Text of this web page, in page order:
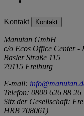
Kontakt Kontakt
Manutan GmbH
c/o Ecos Office Center -
Basler Straße 115
79115 Freiburg
E-mail:
Telefon: 0800 626 88 26
Sitz der Gesellschaft:
HRB 708061)